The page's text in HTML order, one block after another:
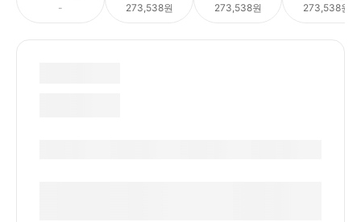
- 273,538원 273,538원 273,538원